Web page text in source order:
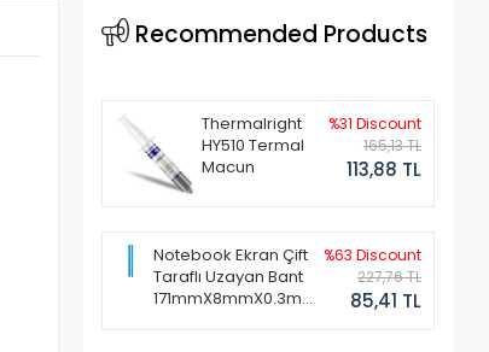
Recommended Products
Thermalright
HY510 Termal
Macun
%31 Discount
165,13 TL
113,88 TL
Notebook Ekran Çift
Taraflı Uzayan Bant
171mmX8mmX0.3mm
%63 Discount
227,76 TL
85,41 TL